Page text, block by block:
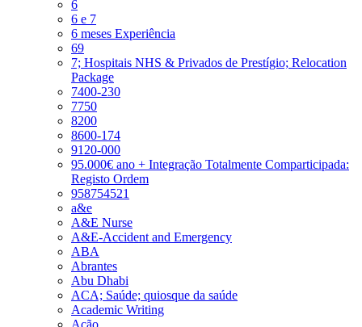
6
6 e 7
6 meses Experiência
69
7; Hospitais NHS & Privados de Prestígio; Relocation
Package
7400-230
7750
8200
8600-174
9120-000
95.000€ ano + Integração Totalmente Comparticipada:
Registo Ordem
958754521
a&e
A&E Nurse
A&E-Accident and Emergency
ABA
Abrantes
Abu Dhabi
ACA; Saúde; quiosque da saúde
Academic Writing
Ação